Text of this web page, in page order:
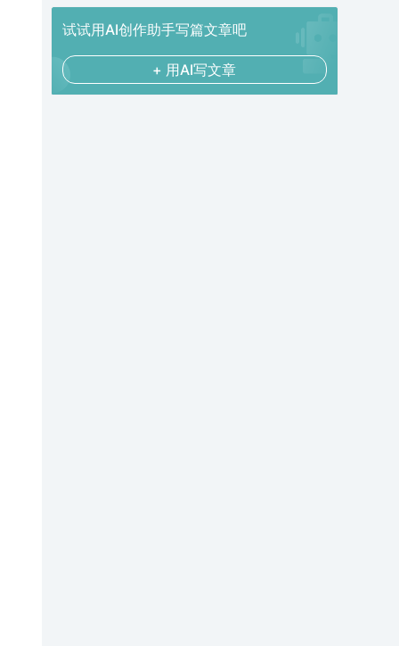
试试用AI创作助手写篇文章吧
+ 用AI写文章